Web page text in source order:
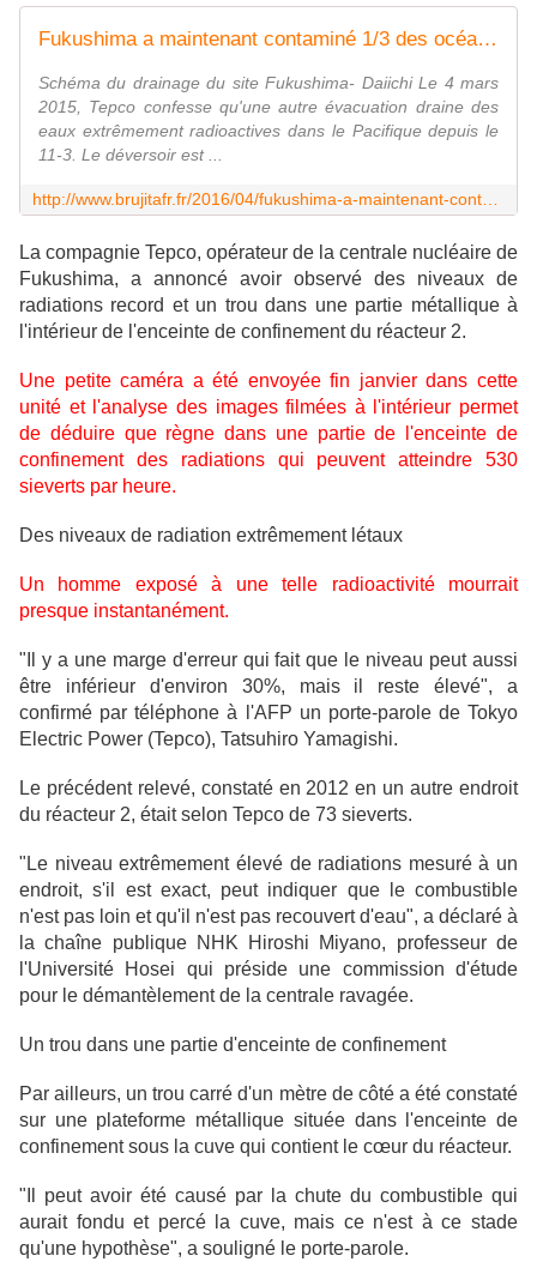
Fukushima a maintenant contaminé 1/3 des océans dans le monde (c'est officiel) - MOINS de BIENS PLUS de LIENS
Schéma du drainage du site Fukushima- Daiichi Le 4 mars
2015, Tepco confesse qu'une autre évacuation draine des
eaux extrêmement radioactives dans le Pacifique depuis le
11-3. Le déversoir est ...
La compagnie Tepco, opérateur de la centrale nucléaire de
Fukushima, a annoncé avoir observé des niveaux de
radiations record et un trou dans une partie métallique à
l'intérieur de l'enceinte de confinement du réacteur 2.
Une petite caméra a été envoyée fin janvier dans cette
unité et l'analyse des images filmées à l'intérieur permet
de déduire que règne dans une partie de l'enceinte de
confinement des radiations qui peuvent atteindre 530
sieverts par heure.
Des niveaux de radiation extrêmement létaux
Un homme exposé à une telle radioactivité mourrait
presque instantanément.
"Il y a une marge d'erreur qui fait que le niveau peut aussi
être inférieur d'environ 30%, mais il reste élevé", a
confirmé par téléphone à l'AFP un porte-parole de Tokyo
Electric Power (Tepco), Tatsuhiro Yamagishi.
Le précédent relevé, constaté en 2012 en un autre endroit
du réacteur 2, était selon Tepco de 73 sieverts.
"Le niveau extrêmement élevé de radiations mesuré à un
endroit, s'il est exact, peut indiquer que le combustible
n'est pas loin et qu'il n'est pas recouvert d'eau", a déclaré à
la chaîne publique NHK Hiroshi Miyano, professeur de
l'Université Hosei qui préside une commission d'étude
pour le démantèlement de la centrale ravagée.
Un trou dans une partie d'enceinte de confinement
Par ailleurs, un trou carré d'un mètre de côté a été constaté
sur une plateforme métallique située dans l'enceinte de
confinement sous la cuve qui contient le cœur du réacteur.
"Il peut avoir été causé par la chute du combustible qui
aurait fondu et percé la cuve, mais ce n'est à ce stade
qu'une hypothèse", a souligné le porte-parole.